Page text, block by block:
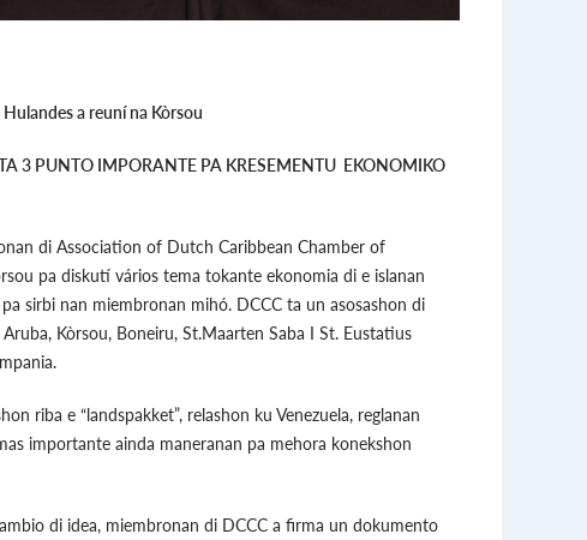
a reuní na Kòrsou
3 PUNTO IMPORANTE PA KRESEMENTU EKONOMIKO
di Association of Dutch Caribbean Chamber of
pa diskutí vários tema tokante ekonomia di e islanan
sirbi nan miembronan mihó. DCCC ta un asosashon di
Kòrsou, Boneiru, St.Maarten Saba I St. Eustatius
riba e “landspakket”, relashon ku Venezuela, reglanan
importante ainda maneranan pa mehora konekshon
di idea, miembronan di DCCC a firma un dokumento